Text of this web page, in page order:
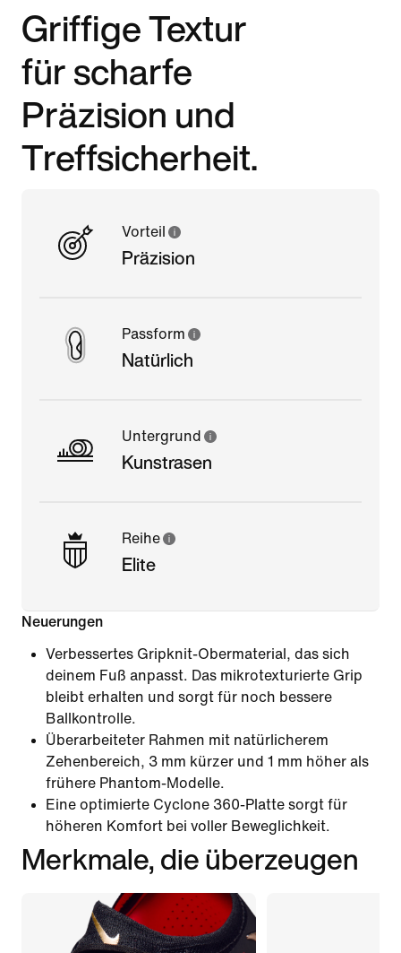
Griffige Textur
für scharfe
Präzision und
Treffsicherheit.
Vorteil
Präzision
Passform
Natürlich
Untergrund
Kunstrasen
Reihe
Elite
Neuerungen
Verbessertes Gripknit-Obermaterial, das sich
deinem Fuß anpasst. Das mikrotexturierte Grip
bleibt erhalten und sorgt für noch bessere
Ballkontrolle.
Überarbeiteter Rahmen mit natürlicherem
Zehenbereich, 3 mm kürzer und 1 mm höher als
frühere Phantom-Modelle.
Eine optimierte Cyclone 360-Platte sorgt für
höheren Komfort bei voller Beweglichkeit.
Merkmale, die überzeugen